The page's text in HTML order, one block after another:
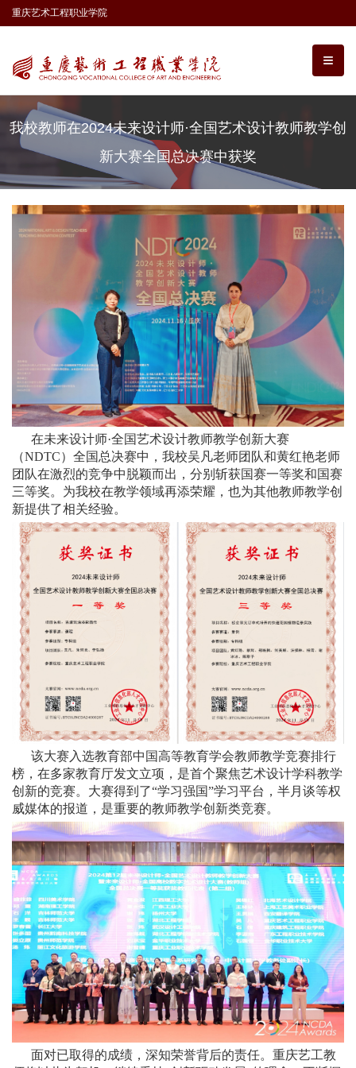
重庆艺术工程职业学院
我校教师在2024未来设计师·全国艺术设计教师教学创
新大赛全国总决赛中获奖
在未来设计师·全国艺术设计教师教学创新大赛
（NDTC）全国总决赛中，我校吴凡老师团队和黄红艳老师
团队在激烈的竞争中脱颖而出，分别斩获国赛一等奖和国赛
三等奖。为我校在教学领域再添荣耀，也为其他教师教学创
新提供了相关经验。
该大赛入选教育部中国高等教育学会教师教学竞赛排行
榜，在多家教育厅发文立项，是首个聚焦艺术设计学科教学
创新的竞赛。大赛得到了“学习强国”学习平台，半月谈等权
威媒体的报道，是重要的教师教学创新类竞赛。
面对已取得的成绩，深知荣誉背后的责任。重庆艺工教